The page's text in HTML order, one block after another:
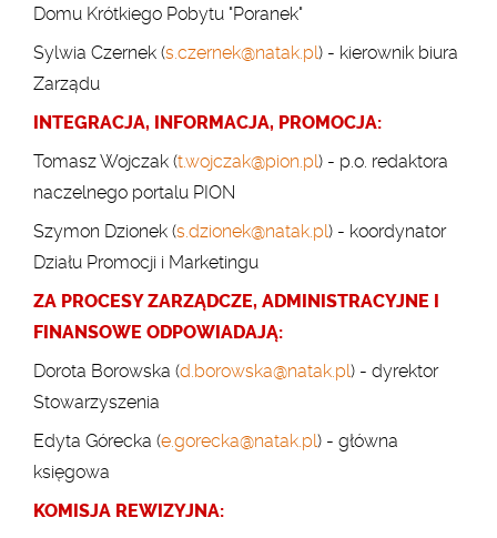
Domu Krótkiego Pobytu "Poranek"
Sylwia Czernek (s.czernek@natak.pl) - kierownik biura
Zarządu
INTEGRACJA, INFORMACJA, PROMOCJA:
Tomasz Wojczak (t.wojczak@pion.pl) - p.o. redaktora
naczelnego portalu PION
Szymon Dzionek (s.dzionek@natak.pl) - koordynator
Działu Promocji i Marketingu
ZA PROCESY ZARZĄDCZE, ADMINISTRACYJNE I
FINANSOWE ODPOWIADAJĄ:
Dorota Borowska (d.borowska@natak.pl) - dyrektor
Stowarzyszenia
Edyta Górecka (e.gorecka@natak.pl) - główna
księgowa
KOMISJA REWIZYJNA: